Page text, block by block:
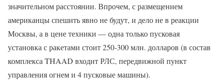
значительном расстоянии. Впрочем, с размещением
американцы спешить явно не будут, и дело не в реакции
Москвы, а в цене техники — одна только пусковая
установка с ракетами стоит 250-300 млн. долларов (в состав
комплекса THAAD входит РЛС, передвижной пункт
управления огнем и 4 пусковые машины).